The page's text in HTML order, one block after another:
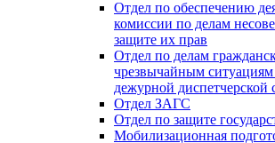
Отдел по обеспечению
комиссии по делам
защите их прав
Отдел по делам
чрезвычайным
дежурной диспетчерской
Отдел ЗАГС
Отдел по защите
Мобилизационная